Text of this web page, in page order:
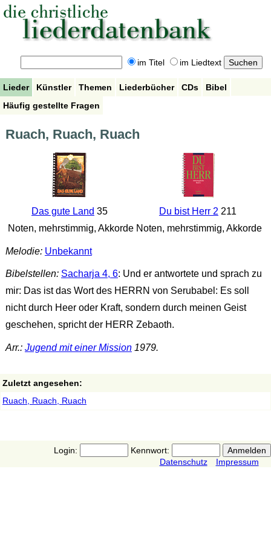
im Titel im Liedtext
Lieder Künstler Themen Liederbücher CDs
Bibel
Häufig gestellte Fragen
Ruach, Ruach, Ruach
Das gute Land 35
Noten, mehrstimmig, Akkorde
Du bist Herr 2 211
Noten, mehrstimmig, Akkorde
Melodie: Unbekannt
Bibelstellen: Sacharja 4, 6: Und er antwortete und sprach zu
mir: Das ist das Wort des HERRN von Serubabel: Es soll
nicht durch Heer oder Kraft, sondern durch meinen Geist
geschehen, spricht der HERR Zebaoth.
Arr.: Jugend mit einer Mission1979.
Zuletzt angesehen:
Ruach, Ruach, Ruach
Login:
Kennwort:
Datenschutz
Impressum